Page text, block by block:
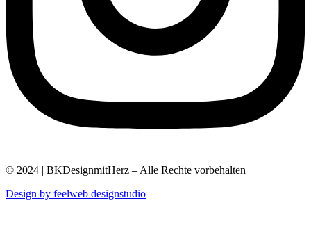
© 2024 | BKDesignmitHerz – Alle Rechte vorbehalten
Design by feelweb designstudio